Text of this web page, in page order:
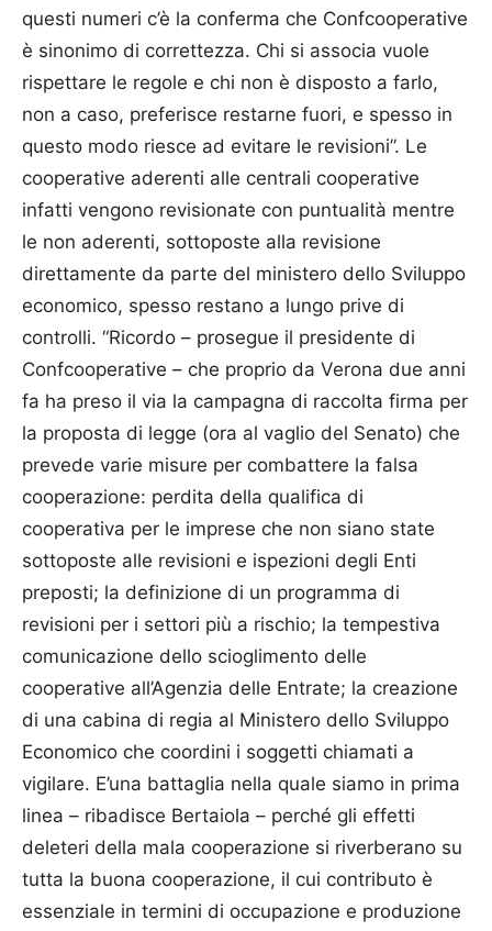
questi numeri c’è la conferma che Confcooperative
è sinonimo di correttezza. Chi si associa vuole
rispettare le regole e chi non è disposto a farlo,
non a caso, preferisce restarne fuori, e spesso in
questo modo riesce ad evitare le revisioni”. Le
cooperative aderenti alle centrali cooperative
infatti vengono revisionate con puntualità mentre
le non aderenti, sottoposte alla revisione
direttamente da parte del ministero dello Sviluppo
economico, spesso restano a lungo prive di
controlli. “Ricordo – prosegue il presidente di
Confcooperative – che proprio da Verona due anni
fa ha preso il via la campagna di raccolta firma per
la proposta di legge (ora al vaglio del Senato) che
prevede varie misure per combattere la falsa
cooperazione: perdita della qualifica di
cooperativa per le imprese che non siano state
sottoposte alle revisioni e ispezioni degli Enti
preposti; la definizione di un programma di
revisioni per i settori più a rischio; la tempestiva
comunicazione dello scioglimento delle
cooperative all’Agenzia delle Entrate; la creazione
di una cabina di regia al Ministero dello Sviluppo
Economico che coordini i soggetti chiamati a
vigilare. E’una battaglia nella quale siamo in prima
linea – ribadisce Bertaiola – perché gli effetti
deleteri della mala cooperazione si riverberano su
tutta la buona cooperazione, il cui contributo è
essenziale in termini di occupazione e produzione